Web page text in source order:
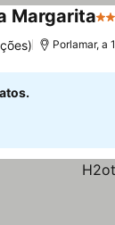
Margarita5
Porlamar, a